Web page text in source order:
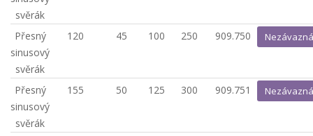
svěrák
Přesný
sinusový
svěrák
120 45 100 250 909.750
Přesný
sinusový
svěrák
155 50 125 300 909.751